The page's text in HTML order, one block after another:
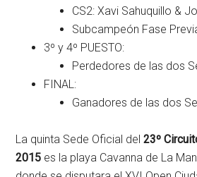
CS2: Xavi Sahuquillo &
Subcampeón Fase
3º y 4º PUESTO:
Perdedores de las dos
FINAL:
Ganadores de las dos
La quinta Sede Oficial del23º
2015 es la playa Cavanna de La